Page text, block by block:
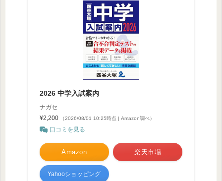
2026 中学入試案内
ナガセ
¥2,200
（2026/08/01 10:25時点 | Amazon調べ）
口コミを見る
Amazon 楽天市場
Yahooショッピング